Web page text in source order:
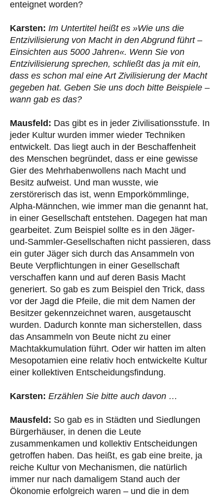
enteignet worden?
Karsten: Im Untertitel heißt es »Wie uns die
Entzivilisierung von Macht in den Abgrund führt –
Einsichten aus 5000 Jahren«. Wenn Sie von
Entzivilisierung sprechen, schließt das ja mit ein,
dass es schon mal eine Art Zivilisierung der Macht
gegeben hat. Geben Sie uns doch bitte Beispiele –
wann gab es das?
Mausfeld: Das gibt es in jeder Zivilisationsstufe. In
jeder Kultur wurden immer wieder Techniken
entwickelt. Das liegt auch in der Beschaffenheit
des Menschen begründet, dass er eine gewisse
Gier des Mehrhabenwollens nach Macht und
Besitz aufweist. Und man wusste, wie
zerstörerisch das ist, wenn Emporkömmlinge,
Alpha-Männchen, wie immer man die genannt hat,
in einer Gesellschaft entstehen. Dagegen hat man
gearbeitet. Zum Beispiel sollte es in den Jäger-
und-Sammler-Gesellschaften nicht passieren, dass
ein guter Jäger sich durch das Ansammeln von
Beute Verpflichtungen in einer Gesellschaft
verschaffen kann und auf deren Basis Macht
generiert. So gab es zum Beispiel den Trick, dass
vor der Jagd die Pfeile, die mit dem Namen der
Besitzer gekennzeichnet waren, ausgetauscht
wurden. Dadurch konnte man sicherstellen, dass
das Ansammeln von Beute nicht zu einer
Machtakkumulation führt. Oder wir hatten im alten
Mesopotamien eine relativ hoch entwickelte Kultur
einer kollektiven Entscheidungsfindung.
Karsten: Erzählen Sie bitte auch davon …
Mausfeld: So gab es in Städten und Siedlungen
Bürgerhäuser, in denen die Leute
zusammenkamen und kollektiv Entscheidungen
getroffen haben. Das heißt, es gab eine breite, ja
reiche Kultur von Mechanismen, die natürlich
immer nur nach damaligem Stand auch der
Ökonomie erfolgreich waren – und die in dem